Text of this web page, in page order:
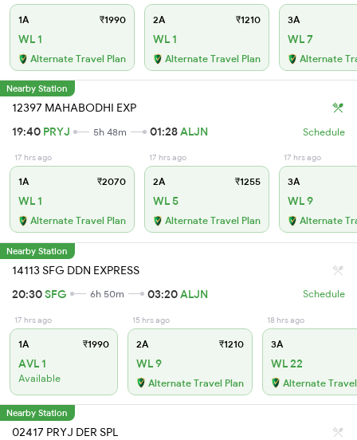
1A ₹1990
WL 1
Alternate Travel Plan
2A ₹1210
WL 1
Alternate Travel Plan
3A
WL 7
Alternate
Nearby Station
12397 MAHABODHI EXP
19:40 PRYJ 5h 48m 01:28ALJN Schedule
17 hrs ago
1A ₹2070
WL 1
Alternate Travel Plan
17 hrs ago
2A ₹1255
WL 5
Alternate Travel Plan
17 hrs ago
3A
WL 9
Alternate
Nearby Station
14113 SFG DDN EXPRESS
20:30SFG 6h 50m 03:20ALJN Schedule
17 hrs ago
1A ₹1990
AVL 1
Available
15 hrs ago
2A ₹1210
WL 9
Alternate Travel Plan
18 hrs ago
3A
WL 22
Alternate
Nearby Station
02417 PRYJ DER SPL